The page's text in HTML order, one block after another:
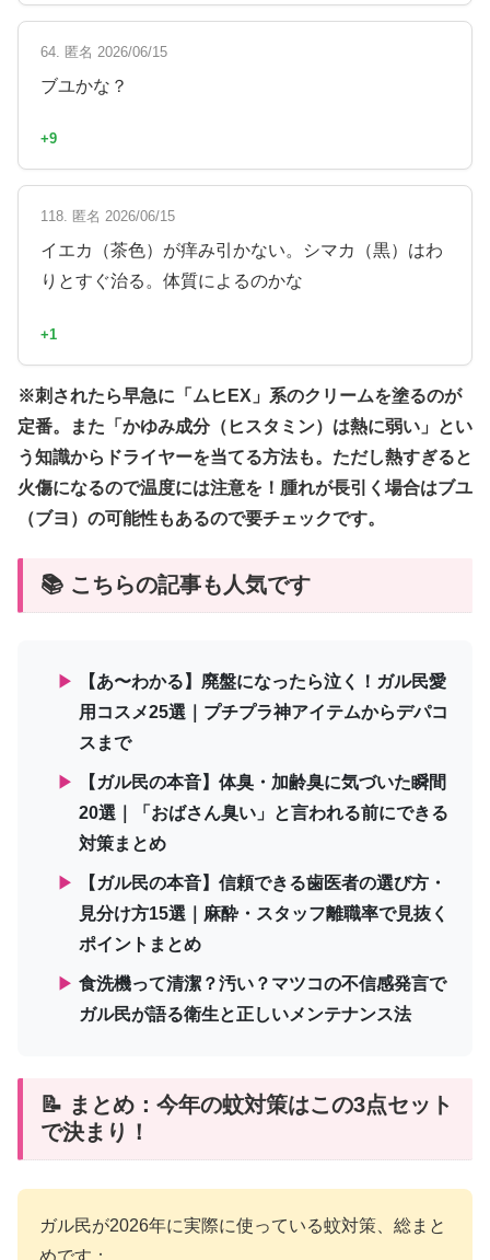
64. 匿名 2026/06/15
ブユかな？
+9
118. 匿名 2026/06/15
イエカ（茶色）が痒み引かない。シマカ（黒）はわ
りとすぐ治る。体質によるのかな
+1
※刺されたら早急に「ムヒEX」系のクリームを塗るのが
定番。また「かゆみ成分（ヒスタミン）は熱に弱い」とい
う知識からドライヤーを当てる方法も。ただし熱すぎると
火傷になるので温度には注意を！腫れが長引く場合はブユ
（ブヨ）の可能性もあるので要チェックです。
📚 こちらの記事も人気です
▶
【あ〜わかる】廃盤になったら泣く！ガル民愛
用コスメ25選｜プチプラ神アイテムからデパコ
スまで
▶
【ガル民の本音】体臭・加齢臭に気づいた瞬間
20選｜「おばさん臭い」と言われる前にできる
対策まとめ
▶
【ガル民の本音】信頼できる歯医者の選び方・
見分け方15選｜麻酔・スタッフ離職率で見抜く
ポイントまとめ
▶ 食洗機って清潔？汚い？マツコの不信感発言で
ガル民が語る衛生と正しいメンテナンス法
📝 まとめ：今年の蚊対策はこの3点セット
で決まり！
ガル民が2026年に実際に使っている蚊対策、総まと
めです：